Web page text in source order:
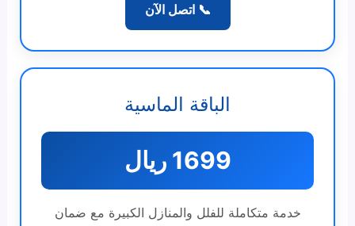
📞 اتصل الآن
الباقة الماسية
1699 ريال
خدمة متكاملة للفلل والمنازل الكبيرة مع ضمان